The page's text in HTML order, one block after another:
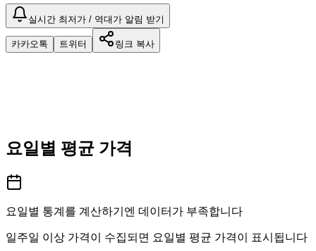
실시간 최저가 / 역대가 알림 받기
카카오톡 트위터 링크 복사
요일별 평균 가격
요일별 통계를 계산하기엔 데이터가 부족합니다
일주일 이상 가격이 수집되면 요일별 평균 가격이 표시됩니다